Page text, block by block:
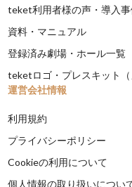
teket利用者様の声・導入事
資料・マニュアル
登録済み劇場・ホール一覧
teketロゴ・プレスキット（
運営会社情報
利用規約
プライバシーポリシー
Cookieの利用について
個人情報の取り扱いについ